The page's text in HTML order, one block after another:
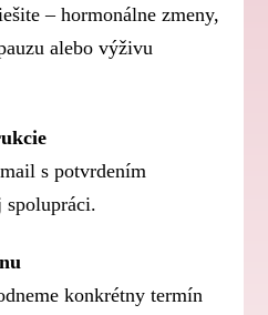
– hormonálne zmeny,
alebo výživu
s potvrdením
spolupráci.
konkrétny termín